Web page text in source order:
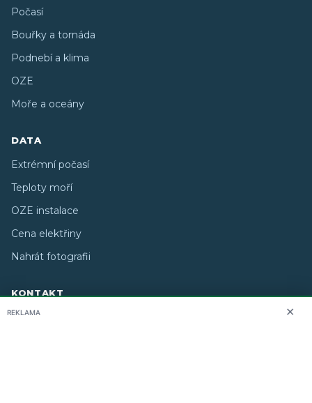
Počasí
Bouřky a tornáda
Podnebí a klima
OZE
Moře a oceány
DATA
Extrémní počasí
Teploty moří
OZE instalace
Cena elektřiny
Nahrát fotografii
KONTAKT
O nás
REKLAMA ✕